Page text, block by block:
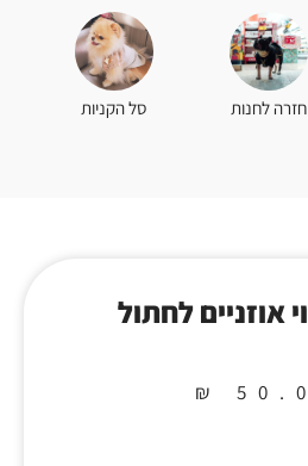
חזרה לחנות סל הקניות
אוזניים לחתול
₪